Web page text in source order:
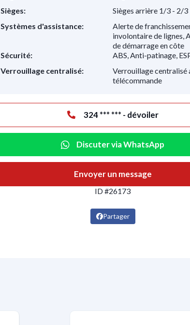
Sièges:
Sièges arrière 1/3 - 2/3
Systèmes d'assistance:
Alerte de
involontaire de lignes,
de démarrage en côte
Sécurité:
ABS, Anti-patinage,
Verrouillage centralisé:
Verrouillage centralisé
télécommande
324 *** *** - dévoiler
Discuter via WhatsApp
Envoyer un message
ID #26173
Partager